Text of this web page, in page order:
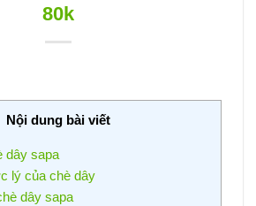
80k
Nội dung bài viết
dây sapa
lý của chè dây
dây sapa